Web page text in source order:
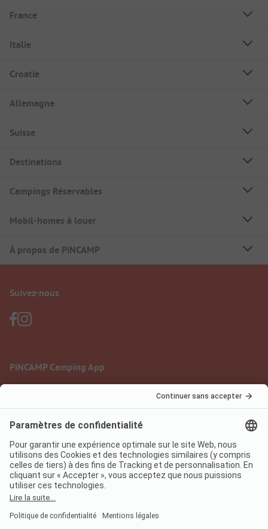
France
Italie
Croatie
Allemagne
Suisse
Destinations
Campings Réservables
Mobil-homes à louer
À propos de PiNCAMP
Suivez-nous
PiNCAMP Camping App
Mentions légales
Protection des données
Conditions d'utilisation
Règlement sur les services numériques